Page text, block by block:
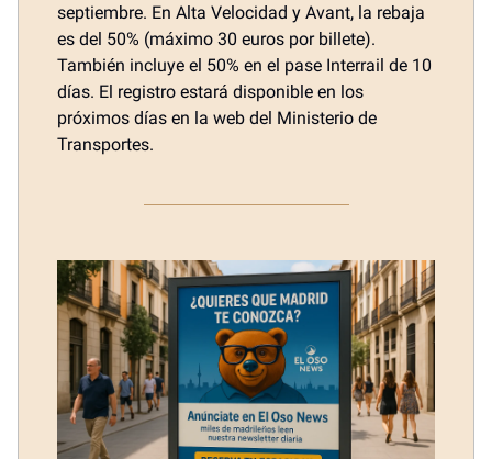
septiembre. En Alta Velocidad y Avant, la rebaja
es del 50% (máximo 30 euros por billete).
También incluye el 50% en el pase Interrail de 10
días. El registro estará disponible en los
próximos días en la web del Ministerio de
Transportes.